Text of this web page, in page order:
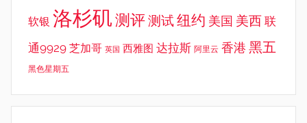
软银 洛杉矶 测评测试纽约 美国 美西 联
通9929 芝加哥 英国 西雅图 达拉斯 阿里云 香港 黑五
黑色星期五